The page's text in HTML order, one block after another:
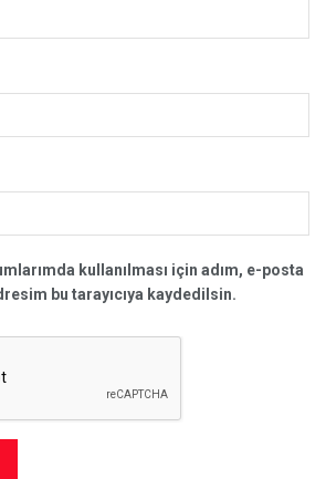
kullanılması için adım, e-posta
bu tarayıcıya kaydedilsin.